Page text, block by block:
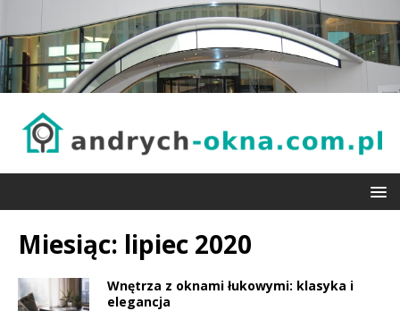
Miesiąc: lipiec 2020
Wnętrza z oknami łukowymi: klasyka i
elegancja